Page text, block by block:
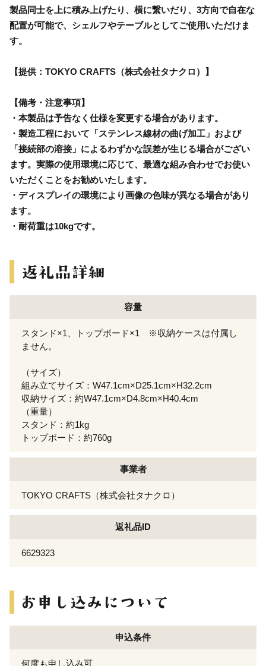
製品同士を上に積み上げたり、横に繋いだり、3方向で自在な
配置が可能で、シェルフやテーブルとしてご使用いただけま
す。
【提供：TOKYO CRAFTS（株式会社タナクロ）】
【備考・注意事項】
・本製品は予告なく仕様を変更する場合があります。
・製造工程において「ステンレス線材の曲げ加工」および
「接続部の溶接」によるわずかな誤差が生じる場合がござい
ます。実際の使用環境に応じて、最適な組み合わせでお使い
いただくことをお勧めいたします。
・ディスプレイの環境により画像の色味が異なる場合があり
ます。
・耐荷重は10kgです。
容量
スタンド×1、トップボード×1 ※収納ケースは付属し
ません。
（サイズ）
組み立てサイズ：W47.1cm×D25.1cm×H32.2cm
収納サイズ：約W47.1cm×D4.8cm×H40.4cm
（重量）
スタンド：約1kg
トップボード：約760g
事業者
TOKYO CRAFTS（株式会社タナクロ）
返礼品ID
6629323
申込条件
何度も申し込み可